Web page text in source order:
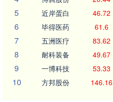
5 近岸蛋白 46.72
6 毕得医药 61.6
7 五洲医疗 83.62
8 耐科装备 49.67
9 一博科技 53.33
10 方邦股份 146.16